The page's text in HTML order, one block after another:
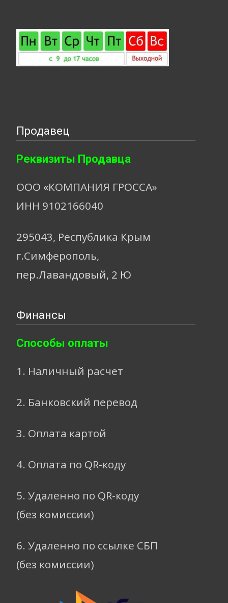
Продавец
Реквизиты Продавца
ООО «КОМПАНИЯ ГРОССА»
ИНН 9102166040
295043, Республика Крым
г.Симферополь,
пер.Лавандовый, 2 Ю
Финансы
Способы оплаты
1. Наличный расчет
2. Банковский перевод
3. Оплата картой
4. Оплата по QR-коду
5. Удаленно по QR-коду
(без комиссии)
6. Удаленно по ссылке СБП
(без комиссии)